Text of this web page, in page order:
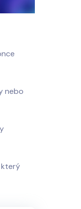
nebo
který